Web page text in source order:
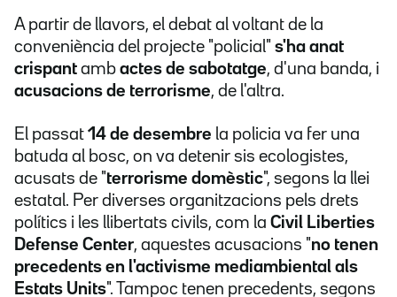
A partir de llavors, el debat al voltant de la
conveniència del projecte "policial" s'ha anat
crispant amb actes de sabotatge, d'una banda, i
acusacions de terrorisme, de l'altra.
El passat 14 de desembre la policia va fer una
batuda al bosc, on va detenir sis ecologistes,
acusats de "terrorisme domèstic", segons la llei
estatal. Per diverses organitzacions pels drets
polítics i les llibertats civils, com la Civil Liberties
Defense Center, aquestes acusacions "no tenen
precedents en l'activisme mediambiental als
Estats Units". Tampoc tenen precedents, segons